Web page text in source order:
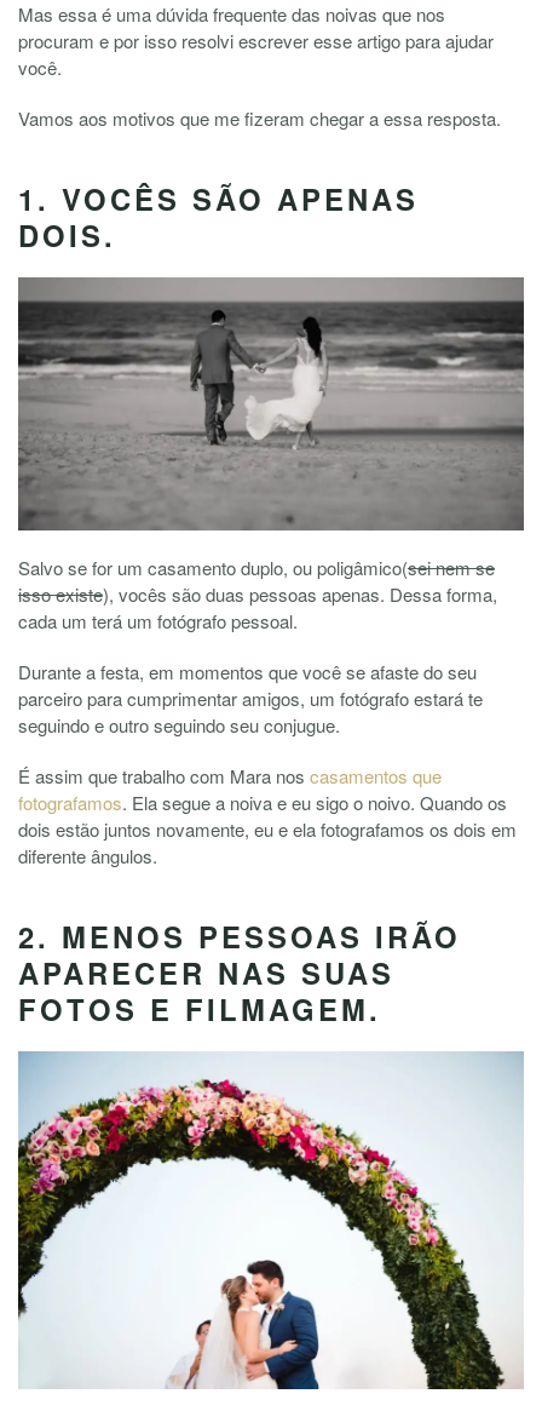
Mas essa é uma dúvida frequente das noivas que nos
procuram e por isso resolvi escrever esse artigo para ajudar
você.
Vamos aos motivos que me fizeram chegar a essa resposta.
1. VOCÊS SÃO APENAS
DOIS.
Salvo se for um casamento duplo, ou poligâmico(sei nem se
isso existe), vocês são duas pessoas apenas. Dessa forma,
cada um terá um fotógrafo pessoal.
Durante a festa, em momentos que você se afaste do seu
parceiro para cumprimentar amigos, um fotógrafo estará te
seguindo e outro seguindo seu conjugue.
É assim que trabalho com Mara nos casamentos que
fotografamos. Ela segue a noiva e eu sigo o noivo. Quando os
dois estão juntos novamente, eu e ela fotografamos os dois em
diferente ângulos.
2. MENOS PESSOAS IRÃO
APARECER NAS SUAS
FOTOS E FILMAGEM.